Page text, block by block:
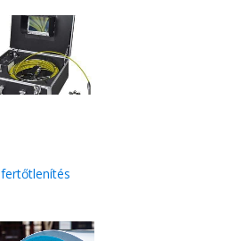
fertőtlenítés